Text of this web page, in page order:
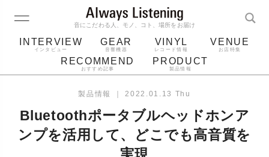
音にこだわる人、モノ、コト、場所をお届け
INTERVIEW
インタビュー
GEAR
音響機器
VINYL
レコード情報
VENUE
お店特集
RECOMMEND
おすすめ記事
PRODUCT
製品情報
bluetooth
レコード針
製品情報 ｜ 2022.01.13 Thu
Bluetoothポータブルヘッドホンア
ンプを活用して、どこでも高音質を